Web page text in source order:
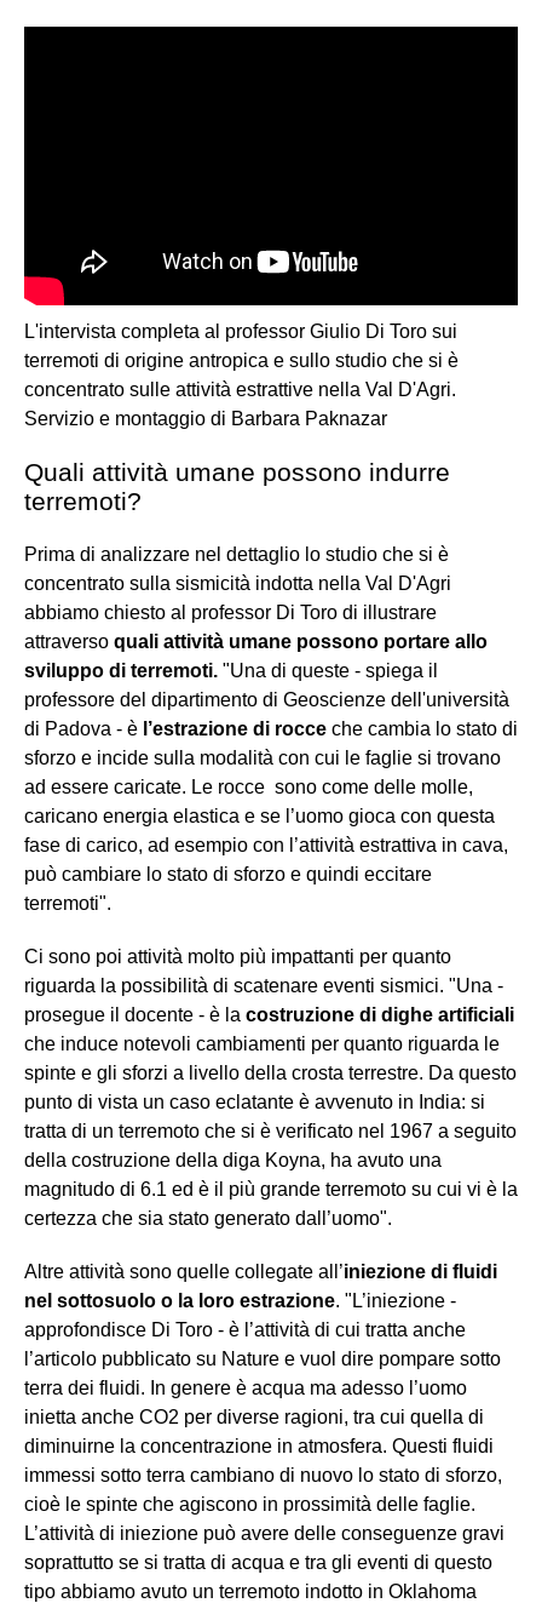
L'intervista completa al professor Giulio Di Toro sui
terremoti di origine antropica e sullo studio che si è
concentrato sulle attività estrattive nella Val D'Agri.
Servizio e montaggio di Barbara Paknazar
Quali attività umane possono indurre
terremoti?
Prima di analizzare nel dettaglio lo studio che si è
concentrato sulla sismicità indotta nella Val D'Agri
abbiamo chiesto al professor Di Toro di illustrare
attraverso quali attività umane possono portare allo
sviluppo di terremoti. "Una di queste - spiega il
professore del dipartimento di Geoscienze dell'università
di Padova - è l’estrazione di rocce che cambia lo stato di
sforzo e incide sulla modalità con cui le faglie si trovano
ad essere caricate. Le rocce sono come delle molle,
caricano energia elastica e se l’uomo gioca con questa
fase di carico, ad esempio con l’attività estrattiva in cava,
può cambiare lo stato di sforzo e quindi eccitare
terremoti".
Ci sono poi attività molto più impattanti per quanto
riguarda la possibilità di scatenare eventi sismici. "Una -
prosegue il docente - è la costruzione di dighe artificiali
che induce notevoli cambiamenti per quanto riguarda le
spinte e gli sforzi a livello della crosta terrestre. Da questo
punto di vista un caso eclatante è avvenuto in India: si
tratta di un terremoto che si è verificato nel 1967 a seguito
della costruzione della diga Koyna, ha avuto una
magnitudo di 6.1 ed è il più grande terremoto su cui vi è la
certezza che sia stato generato dall’uomo".
Altre attività sono quelle collegate all’iniezione di fluidi
nel sottosuolo o la loro estrazione. "L’iniezione -
approfondisce Di Toro - è l’attività di cui tratta anche
l’articolo pubblicato su Nature e vuol dire pompare sotto
terra dei fluidi. In genere è acqua ma adesso l’uomo
inietta anche CO2 per diverse ragioni, tra cui quella di
diminuirne la concentrazione in atmosfera. Questi fluidi
immessi sotto terra cambiano di nuovo lo stato di sforzo,
cioè le spinte che agiscono in prossimità delle faglie.
L’attività di iniezione può avere delle conseguenze gravi
soprattutto se si tratta di acqua e tra gli eventi di questo
tipo abbiamo avuto un terremoto indotto in Oklahoma